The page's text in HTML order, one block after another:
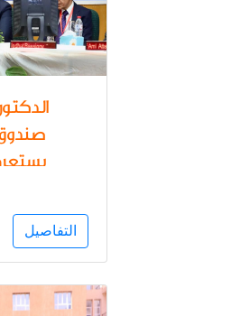
أقوى من
التفاصيل